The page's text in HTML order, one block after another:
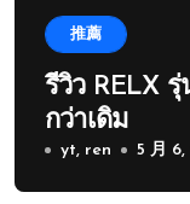
推薦
รีวิว RELX
กว่าเดิม
yt, ren 5 月